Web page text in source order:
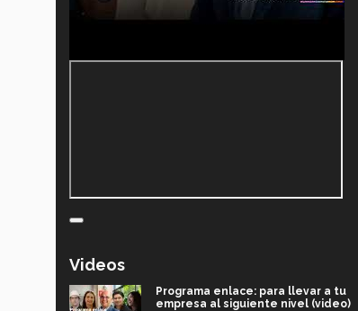
Videos
Programa enlace: para llevar a tu
empresa al siguiente nivel (video)